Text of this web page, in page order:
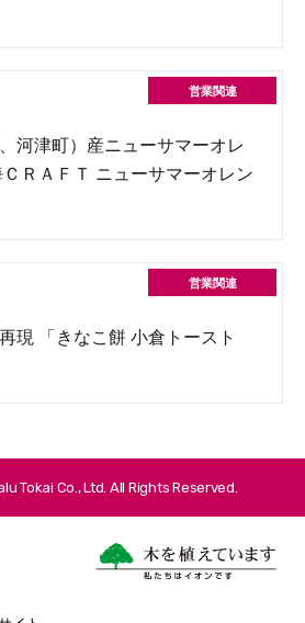
河津町）産ニューサマーオレ
ＲＡＦＴ ニューサマーオレン
現 「きなこ餅 小倉トースト
Tokai Co., Ltd. All Rights Reserved.